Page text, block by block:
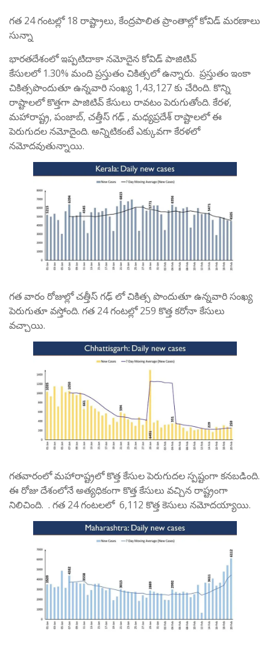
గత 24 గంటల్లో 18 రాష్ట్రాలు, కేంద్రపాలిత ప్రాంతాల్లో కోవిడ్ మరణాలు
సున్నా
భారతదేశంలో ఇప్పటిదాకా నమోదైన కోవిడ్ పాజిటివ్
కేసులలో 1.30% మంది ప్రస్తుతం చికిత్సలో ఉన్నారు. ప్రస్తుతం ఇంకా
చికిత్సపొందుతూ ఉన్నవారి సంఖ్య 1,43,127 కు చేరింది. కొన్ని
రాష్టాలలో కొత్తగా పాజిటివ్ కేసులు రావటం పెరుగుతోంది. కేరళ,
మహారాష్ట్ర, పంజాబ్, చత్తీస్ గఢ్ , మధ్యప్రదేశ్ రాష్టాలలో ఈ
పెరుగుదల నమోదైంది. అన్నిటికంటే ఎక్కువగా కేరళలో
నమోదవుతున్నాయి.
గత వారం రోజుల్లో చత్తీస్ గఢ్ లో చికిత్స పొందుతూ ఉన్నవారి సంఖ్య
పెరుగుతూ వస్తోంది. గత 24 గంటల్లో 259 కొత్త కరోనా కేసులు
వచ్చాయి.
గతవారంలో మహారాష్ట్రలో కొత్త కేసుల పెరుగుదల స్పష్టంగా కనబడింది.
ఈ రోజు దేశంలోనే అత్యధికంగా కొత్త కేసులు వచ్చిన రాష్ట్రంగా
నిలిచింది. . గత 24 గంటలలో 6,112 కొత్త కెసులు నమోదయ్యాయి.